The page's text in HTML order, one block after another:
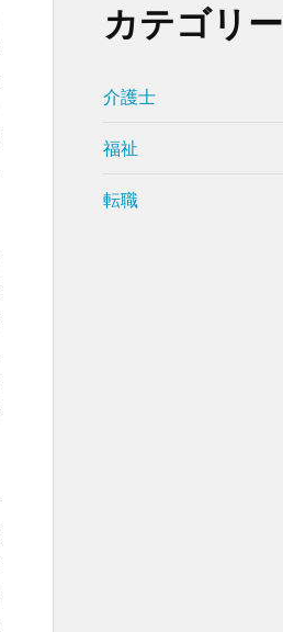
カテゴリー
介護士
福祉
転職